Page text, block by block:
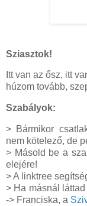
Sziasztok!
Itt van az ősz, itt
húzom tovább,
Szabályok:
> Bármikor
nem kötelező, de
> Másold be a
elejére!
> A linktree
> Ha másnál
-> Franciska, a